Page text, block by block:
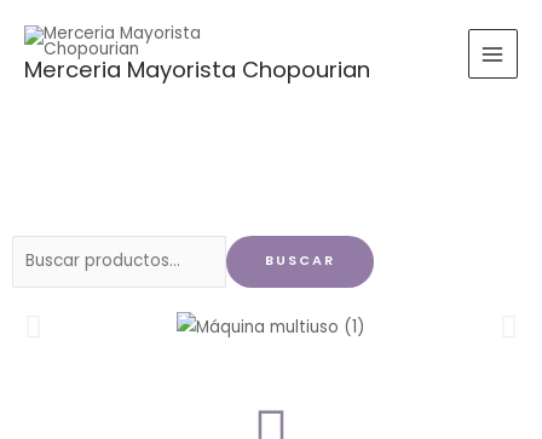
contenido
Merceria Mayorista Chopourian
Buscar
BUSCAR